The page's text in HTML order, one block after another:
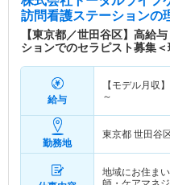
訪問看護ステーションの
【東京都／世田谷区】高給
ションでのセラピスト募集＜
給与
【モデル月収】
～
勤務地
東京都 世田谷
地域にお住ま